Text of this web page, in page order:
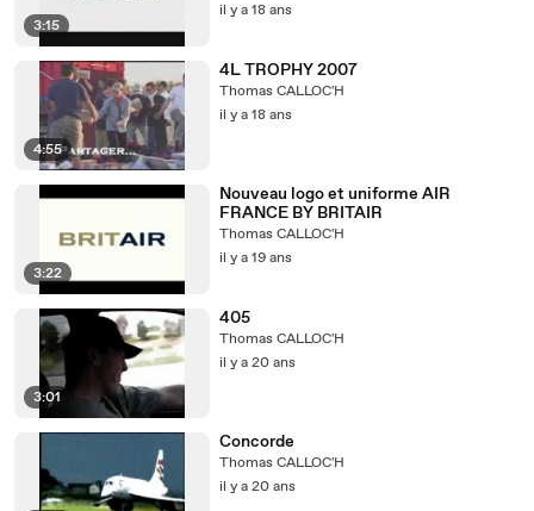
3:15
il y a 18 ans
4:55
4L TROPHY 2007
Thomas CALLOC'H
il y a 18 ans
3:22
Nouveau logo et uniforme AIR
FRANCE BY BRITAIR
Thomas CALLOC'H
il y a 19 ans
3:01
405
Thomas CALLOC'H
il y a 20 ans
Concorde
Thomas CALLOC'H
il y a 20 ans